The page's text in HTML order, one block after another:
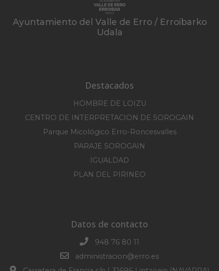
Ayuntamiento del Valle de Erro / Erroibarko
Udala
Destacados
HOMBRE DE LOIZU
CENTRO DE INTERPRETACION DE SOROGAIN
Parque Micológico Erro-Roncesvalles
PARAJE SOROGAIN
IGUALDAD
PLAN DEL PIRINEO
Datos de contacto
948 76 80 11
administracion@erro.es